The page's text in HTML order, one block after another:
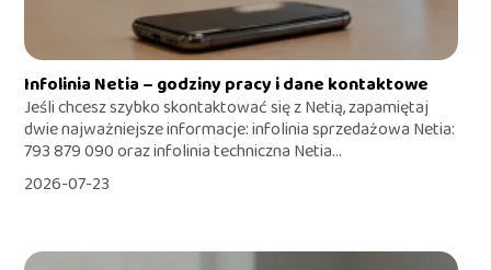
Infolinia Netia – godziny pracy i dane kontaktowe
Jeśli chcesz szybko skontaktować się z Netią, zapamiętaj
dwie najważniejsze informacje: infolinia sprzedażowa Netia:
793 879 090 oraz infolinia techniczna Netia...
2026-07-23